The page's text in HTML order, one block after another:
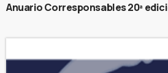
Anuario Corresponsables 20ª